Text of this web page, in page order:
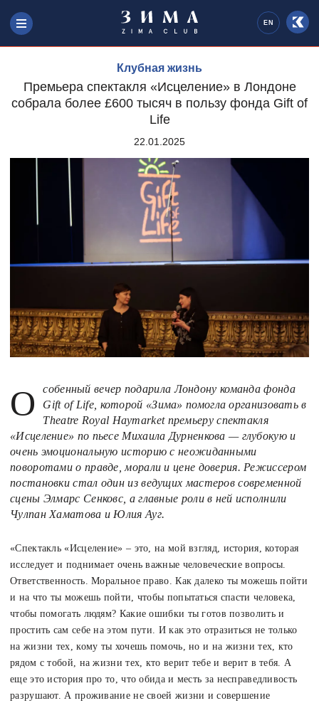
EN
Клубная жизнь
Премьера спектакля «Исцеление» в Лондоне
собрала более £600 тысяч в пользу фонда Gift of
Life
22.01.2025
Особенный вечер подарила Лондону команда фонда
Gift of Life, которой «Зима» помогла организовать в
Theatre Royal Haymarket премьеру спектакля
«Исцеление» по пьесе Михаила Дурненкова — глубокую и
очень эмоциональную историю с неожиданными
поворотами о правде, морали и цене доверия. Режиссером
постановки стал один из ведущих мастеров современной
сцены Элмарс Сенковс, а главные роли в ней исполнили
Чулпан Хаматова и Юлия Ауг.
«Спектакль «Исцеление» – это, на мой взгляд, история, которая
исследует и поднимает очень важные человеческие вопросы.
Ответственность. Моральное право. Как далеко ты можешь пойти
и на что ты можешь пойти, чтобы попытаться спасти человека,
чтобы помогать людям? Какие ошибки ты готов позволить и
простить сам себе на этом пути. И как это отразиться не только
на жизни тех, кому ты хочешь помочь, но и на жизни тех, кто
рядом с тобой, на жизни тех, кто верит тебе и верит в тебя. А
еще это история про то, что обида и месть за несправедливость
разрушают. А проживание не своей жизни и совершение